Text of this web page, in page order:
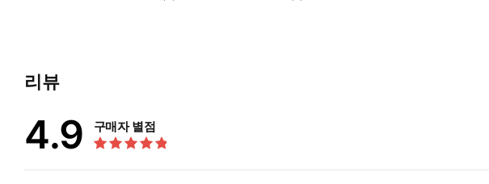
리뷰
4.9 구매자 별점